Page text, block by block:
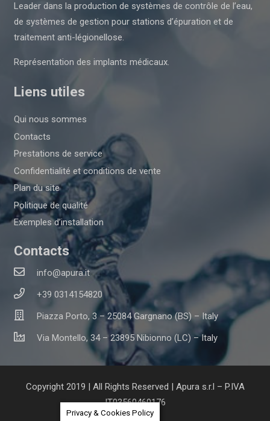
Leader dans la production de systèmes de contrôle de l’eau,
de systèmes de gestion pour stations d’épuration et de
traitement anti-légionellose.
Représentation des implants médicaux.
Liens utiles
Qui nous sommes
Contacts
Prestations de service
Confidentialité et conditions de vente
Plan du site
Politique de qualité
Exemples d’installation
Contacts
info@apura.it
+39 0314154820
Piazza Porto, 3 – 25084 Gargnano (BS) – Italy
Via Montello, 34 – 23895 Nibionno (LC) – Italy
Copyright 2019 | All Rights Reserved | Apura s.r.l – P.IVA
IT03560460176
Privacy & Cookies Policy